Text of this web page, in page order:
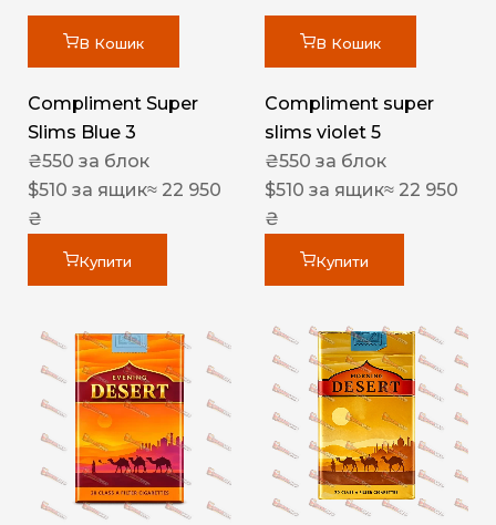
В Кошик
Compliment Super
Slims Blue 3
₴550 за блок
$510 за ящик≈ 22 950
₴
Купити
В Кошик
Compliment super
slims violet 5
₴550 за блок
$510 за ящик≈ 22 950
₴
Купити